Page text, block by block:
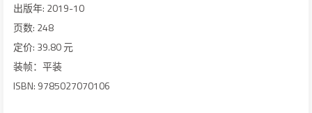
出版年: 2019-10
页数: 248
定价: 39.80 元
装帧：平装
ISBN: 9785027070106